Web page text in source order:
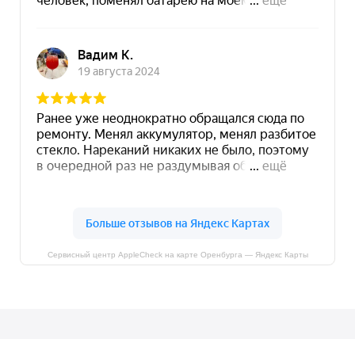
Сервисный центр AppleCheck на карте Оренбурга — Яндекс Карты